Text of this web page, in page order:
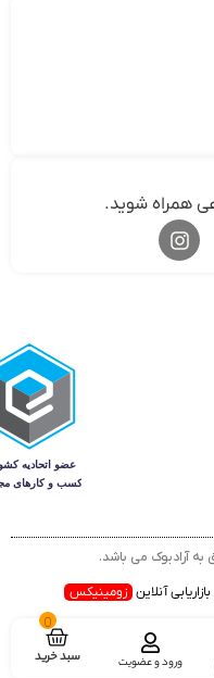
همراه شوید.
می باشد.
آنلاین زومینیکس
ورود و عضویت سبد خرید